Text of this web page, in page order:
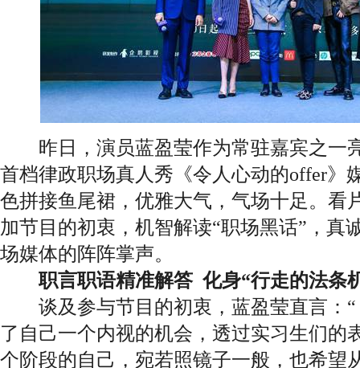
昨日，演员蓝盈莹作为常驻嘉宾之一
首档律政职场真人秀《令人心动的offer》
色拼接鱼尾裙，优雅大气，气场十足。看
加节目的初衷，机智解读“职场黑话”，真
场媒体的阵阵掌声。
职言职语精准解答 化身“行走的法条
谈及参与节目的初衷，蓝盈莹直言：“
了自己一个内视的机会，透过实习生们的
个阶段的自己，宛若照镜子一般，也希望